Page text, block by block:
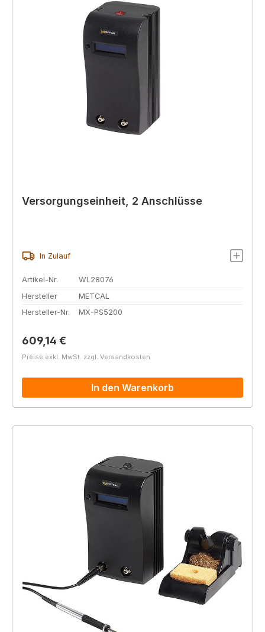
Versorgungseinheit, 2 Anschlüsse
In Zulauf
Artikel-Nr.
WL28076
Hersteller
METCAL
Hersteller-Nr.
MX-PS5200
Regulärer Preis:
609,14 €
Preise exkl. MwSt. zzgl. Versandkosten
In den Warenkorb